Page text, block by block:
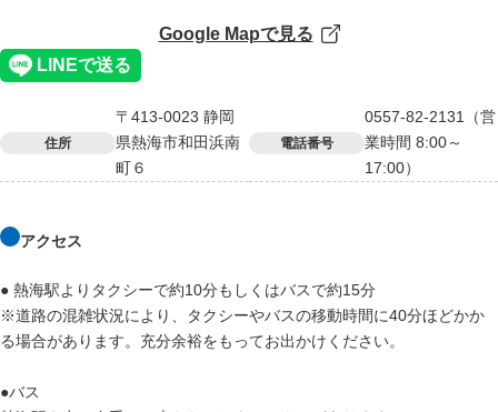
Google Mapで見る
住所
〒413-0023 静岡
県熱海市和田浜南
町６
電話番号
0557-82-2131（営
業時間 8:00～
17:00）
アクセス
● 熱海駅よりタクシーで約10分もしくはバスで約15分
※道路の混雑状況により、タクシーやバスの移動時間に40分ほどかか
る場合があります。充分余裕をもってお出かけください。
●バス